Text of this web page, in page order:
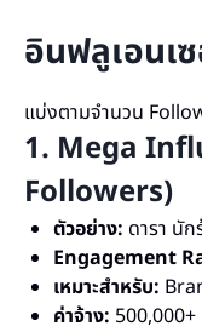
อินฟลูเอนเ
แบ่งตามจำนวน
1. Mega
Followers)
ตัวอย่าง: ดารา นั
Engagement
เหมาะสำหรับ:
ค่าจ้าง: